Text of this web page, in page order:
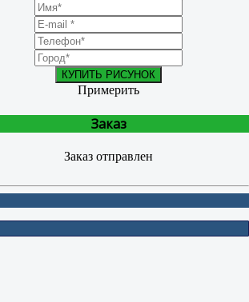
КУПИТЬ РИСУНОК
Примерить
Заказ
Заказ отправлен